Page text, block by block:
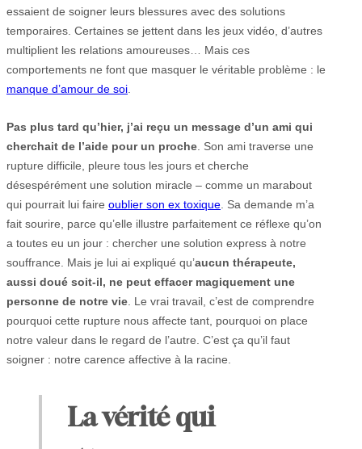
essaient de soigner leurs blessures avec des solutions
temporaires. Certaines se jettent dans les jeux vidéo, d’autres
multiplient les relations amoureuses… Mais ces
comportements ne font que masquer le véritable problème : le
manque d’amour de soi
Pas plus tard qu’hier, j’ai reçu un message d’un ami qui
cherchait de l’aide pour un proche . Son ami traverse une
rupture difficile, pleure tous les jours et cherche
désespérément une solution miracle – comme un marabout
qui pourrait lui faire oublier son ex toxique . Sa demande m’a
fait sourire, parce qu’elle illustre parfaitement ce réflexe qu’on
a toutes eu un jour : chercher une solution express à notre
souffrance. Mais je lui ai expliqué qu’aucun thérapeute,
aussi doué soit-il, ne peut effacer magiquement une
personne de notre vie . Le vrai travail, c’est de comprendre
pourquoi cette rupture nous affecte tant, pourquoi on place
notre valeur dans le regard de l’autre. C’est ça qu’il faut
soigner : notre carence affective à la racine.
La vérité qui